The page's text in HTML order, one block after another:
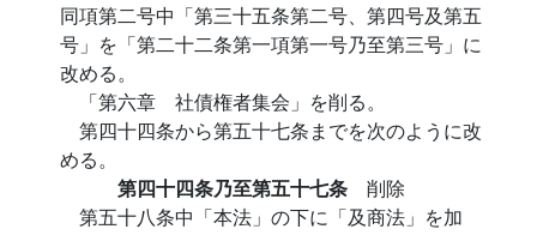
同項第二号中「第三十五条第二号、第四号及第五
号」を「第二十二条第一項第一号乃至第三号」に
改める。
「第六章 社債権者集会」を削る。
第四十四条から第五十七条までを次のように改
める。
第四十四条乃至第五十七条 削除
第五十八条中「本法」の下に「及商法」を加